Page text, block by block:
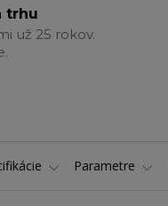
trhu
už 25 rokov.
Parametre